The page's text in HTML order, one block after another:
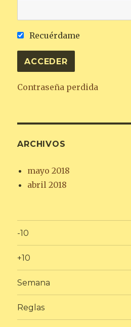
Recuérdame
Contraseña perdida
ARCHIVOS
mayo 2018
abril 2018
-10
+10
Semana
Reglas